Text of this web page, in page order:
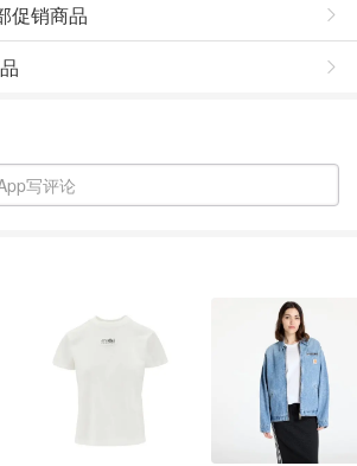
促销商品
写评论